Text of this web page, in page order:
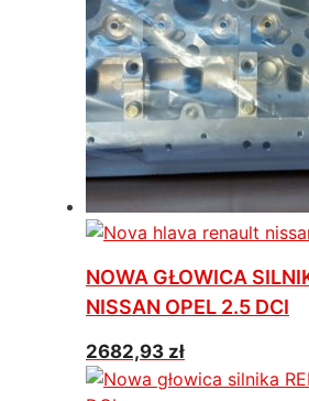
NOWA GŁOWICA
NISSAN OPEL 2.5 DCI
2682,93 zł